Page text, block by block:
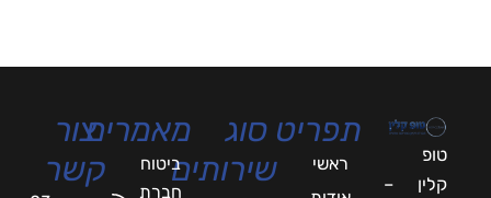
טופ
קלין –
תפריט
ראשי
סוג
שירותים
מאמרים
ביטוח
חברת
צור
קשר